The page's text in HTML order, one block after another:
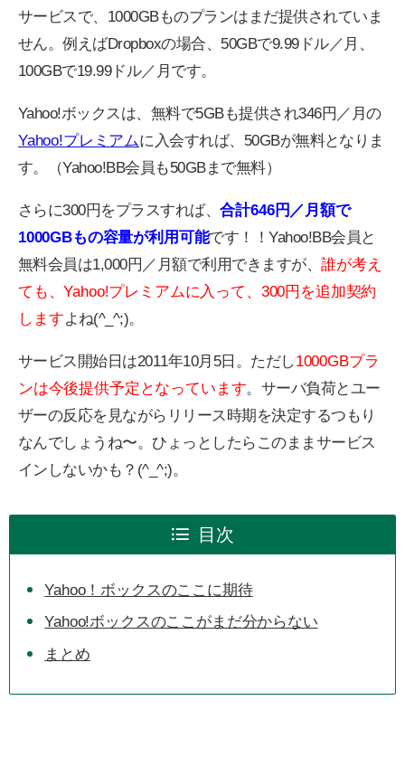
サービスで、1000GBものプランはまだ提供されていま
せん。例えばDropboxの場合、50GBで9.99ドル／月、
100GBで19.99ドル／月です。
Yahoo!ボックスは、無料で5GBも提供され346円／月の
Yahoo!プレミアムに入会すれば、50GBが無料となりま
す。（Yahoo!BB会員も50GBまで無料）
さらに300円をプラスすれば、合計646円／月額で
1000GBもの容量が利用可能です！！Yahoo!BB会員と
無料会員は1,000円／月額で利用できますが、誰が考え
ても、Yahoo!プレミアムに入って、300円を追加契約
しますよね(^_^;)。
サービス開始日は2011年10月5日。ただし1000GBプラ
ンは今後提供予定となっています。サーバ負荷とユー
ザーの反応を見ながらリリース時期を決定するつもり
なんでしょうね〜。ひょっとしたらこのままサービス
インしないかも？(^_^;)。
目次
Yahoo！ボックスのここに期待
Yahoo!ボックスのここがまだ分からない
まとめ